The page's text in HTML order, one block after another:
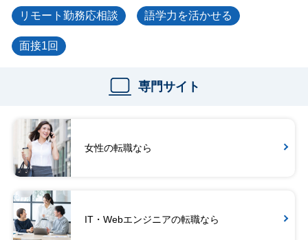
リモート勤務応相談 語学力を活かせる
面接1回
専門サイト
女性の転職なら
IT・Webエンジニアの転職なら